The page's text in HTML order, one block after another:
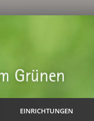
EINRICHTUNGEN